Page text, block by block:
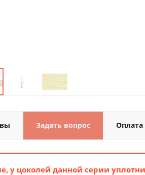
Задать вопрос Оплата
у цоколей данной серии